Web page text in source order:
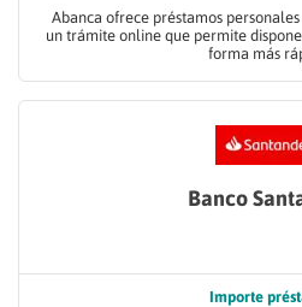
Abanca ofrece préstamos
un trámite online que permite
forma más
Banco
Importe